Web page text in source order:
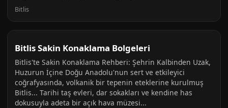
Bitlis
Bitlis Sakin Konaklama Bolgeleri
Bitlis'te Sakin Konaklama Rehberi: Şehrin Kalbinden Uzak,
Huzurun İçine Doğu Anadolu'nun sert ve etkileyici
coğrafyasında, volkanik bir tepenin eteklerine kurulmuş
Bitlis... Tarihi taş evleri, dar sokakları ve kendine has
dokusuyla adeta bir açık hava müzesi...